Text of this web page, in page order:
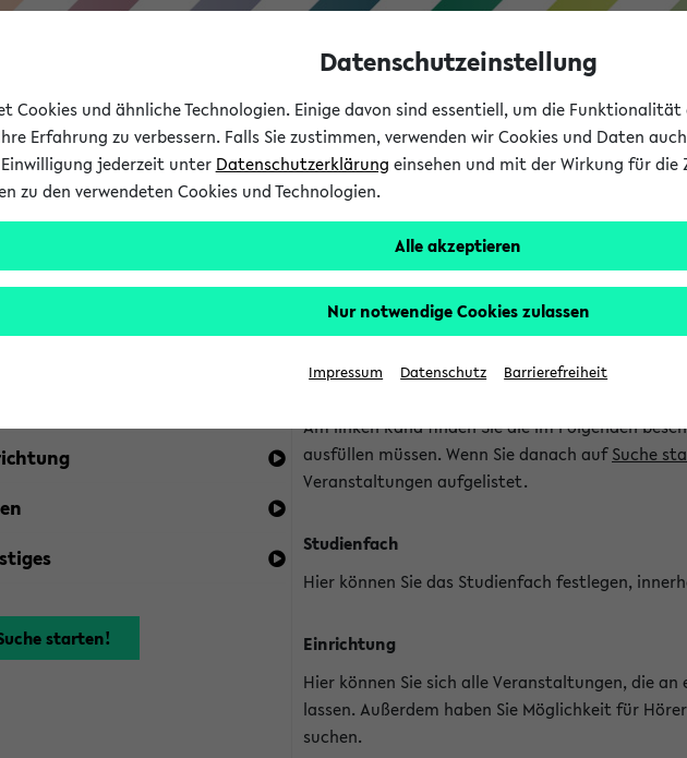
Forschung Studium
im eKVV
Suchkriterien:
Hinweise zur Kombisuche
Sie können das eKVV nach diversen Kriterien
die für Sie interessant sind.
Am linken Rand finden Sie die im Folgenden
ausfüllen müssen. Wenn Sie danach aufSuche
Veranstaltungen aufgelistet.
Studienfach
Hier können Sie das Studienfach festlegen,
Einrichtung
Hier können Sie sich alle Veranstaltungen, die
lassen. Außerdem haben Sie Möglichkeit für
suchen.
Datenschutzeinstellung
Cookies und ähnliche Technologien. Einige davon sind essentiell, um die
Erfahrung zu verbessern. Falls Sie zustimmen, verwenden wir Cookies und Daten
jederzeit unter Datenschutzerklärung einsehen und mit der Wirkung für
zu den verwendeten Cookies und Technologien.
Alle akzeptieren
Nur notwendige Cookies zulassen
Impressum Datenschutz Barrierefreiheit